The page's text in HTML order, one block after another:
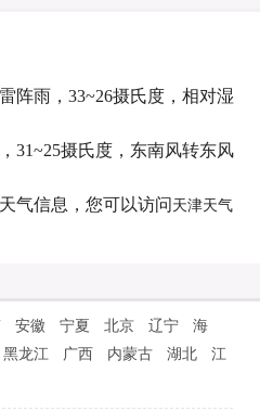
阵雨，33~26摄氏度，相对湿
31~25摄氏度，东南风转东风
气信息，您可以访问 天津天气
安徽 宁夏 北京 辽宁
海
黑龙江 广西 内蒙古 湖北
江